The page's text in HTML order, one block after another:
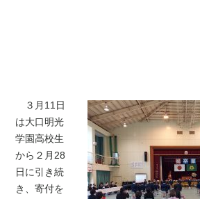
３月11日
は大口明光
学園高校生
から２月28
日に引き続
き、 寄付を